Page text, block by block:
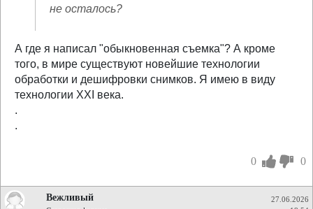
не осталось?
А где я написал "обыкновенная съемка"? А кроме
того, в мире существуют новейшие технологии
обработки и дешифровки снимков. Я имею в виду
технологии XXI века.
.
.
0 0
Вежливый
27.06.2026